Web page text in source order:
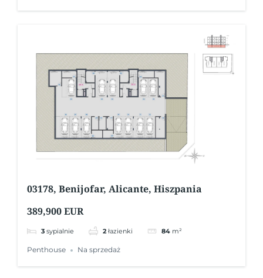
03178, Benijofar, Alicante, Hiszpania
389,900 EUR
3 sypialnie 2 łazienki 84 m²
Penthouse Na sprzedaż